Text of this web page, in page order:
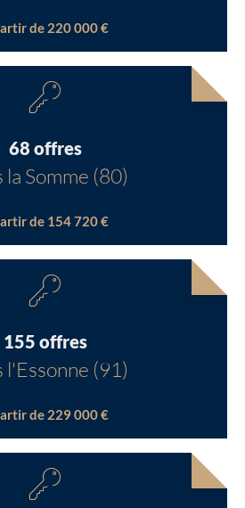
de 220 000 €
68 offres
la Somme (80)
de 154 720 €
155 offres
l'Essonne (91)
de 229 000 €